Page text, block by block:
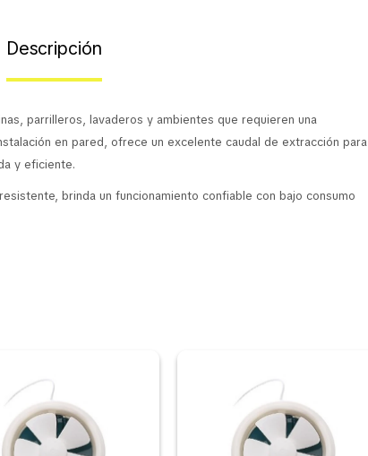
Descripción
parrilleros, lavaderos y ambientes que requieren una
en pared, ofrece un excelente caudal de extracción para
y eficiente.
brinda un funcionamiento confiable con bajo consumo